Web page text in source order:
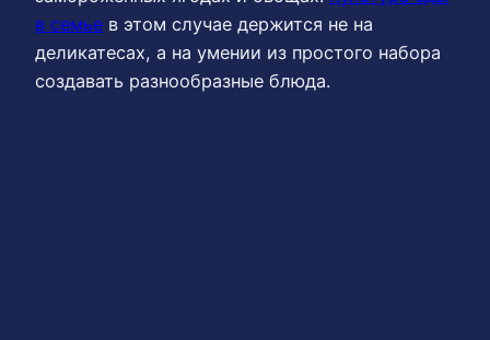
в семье в этом случае держится не на
деликатесах, а на умении из простого набора
создавать разнообразные блюда.